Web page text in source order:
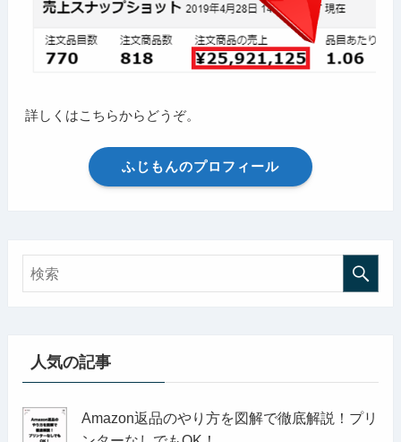
詳しくはこちらからどうぞ。
ふじもんのプロフィール
人気の記事
Amazon返品のやり方を図解で徹底解説！プリ